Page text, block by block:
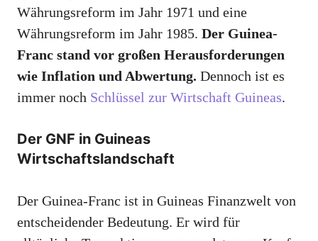
Währungsreform im Jahr 1971 und eine
Währungsreform im Jahr 1985. Der Guinea-
Franc stand vor großen Herausforderungen
wie Inflation und Abwertung. Dennoch ist es
immer noch Schlüssel zur Wirtschaft Guineas.
Der GNF in Guineas
Wirtschaftslandschaft
Der Guinea-Franc ist in Guineas Finanzwelt von
entscheidender Bedeutung. Er wird für